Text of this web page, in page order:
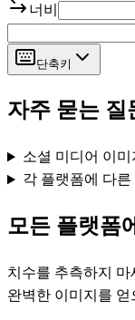
너비
단축키
자주 묻는 질
소셜 미디어 이
각 플랫폼에 다
모든 플랫폼
치수를 추측하지
완벽한 이미지를 얻